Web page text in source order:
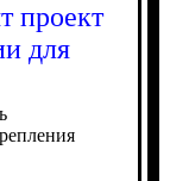
проект
для